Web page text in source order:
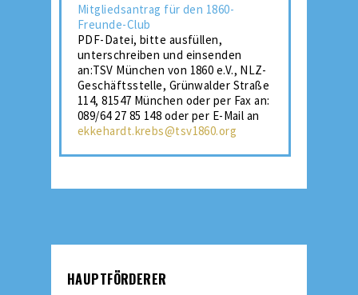
Mitgliedsantrag für den 1860-
Freunde-Club
PDF-Datei, bitte ausfüllen,
unterschreiben und einsenden
an:TSV München von 1860 e.V., NLZ-
Geschäftsstelle, Grünwalder Straße
114, 81547 München oder per Fax an:
089/64 27 85 148 oder per E-Mail an
ekkehardt.krebs@tsv1860.org
HAUPTFÖRDERER